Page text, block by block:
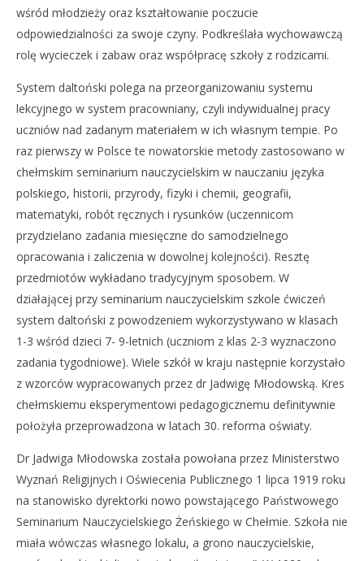
wśród młodzieży oraz kształtowanie poczucie
odpowiedzialności za swoje czyny. Podkreślała wychowawczą
rolę wycieczek i zabaw oraz współpracę szkoły z rodzicami.
System daltoński polega na przeorganizowaniu systemu
lekcyjnego w system pracowniany, czyli indywidualnej pracy
uczniów nad zadanym materiałem w ich własnym tempie. Po
raz pierwszy w Polsce te nowatorskie metody zastosowano w
chełmskim seminarium nauczycielskim w nauczaniu języka
polskiego, historii, przyrody, fizyki i chemii, geografii,
matematyki, robót ręcznych i rysunków (uczennicom
przydzielano zadania miesięczne do samodzielnego
opracowania i zaliczenia w dowolnej kolejności). Resztę
przedmiotów wykładano tradycyjnym sposobem. W
działającej przy seminarium nauczycielskim szkole ćwiczeń
system daltoński z powodzeniem wykorzystywano w klasach
1-3 wśród dzieci 7- 9-letnich (uczniom z klas 2-3 wyznaczono
zadania tygodniowe). Wiele szkół w kraju następnie korzystało
z wzorców wypracowanych przez dr Jadwigę Młodowską. Kres
chełmskiemu eksperymentowi pedagogicznemu definitywnie
położyła przeprowadzona w latach 30. reforma oświaty.
Dr Jadwiga Młodowska została powołana przez Ministerstwo
Wyznań Religijnych i Oświecenia Publicznego 1 lipca 1919 roku
na stanowisko dyrektorki nowo powstającego Państwowego
Seminarium Nauczycielskiego Żeńskiego w Chełmie. Szkoła nie
miała wówczas własnego lokalu, a grono nauczycielskie,